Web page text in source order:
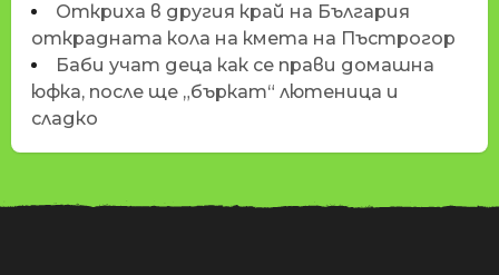
Откриха в другия край на България
открадната кола на кмета на Пъстрогор
Баби учат деца как се прави домашна
юфка, после ще „бъркат“ лютеница и
сладко